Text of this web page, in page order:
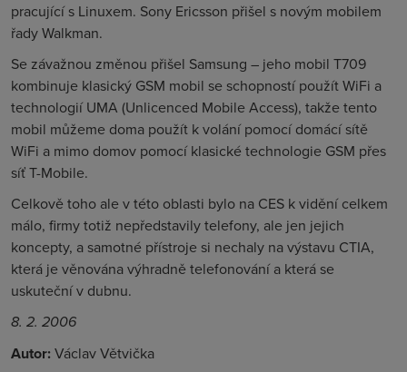
pracující s Linuxem. Sony Ericsson přišel s novým mobilem
řady Walkman.
Se závažnou změnou přišel Samsung – jeho mobil T709
kombinuje klasický GSM mobil se schopností použít WiFi a
technologií UMA (Unlicenced Mobile Access), takže tento
mobil můžeme doma použít k volání pomocí domácí sítě
WiFi a mimo domov pomocí klasické technologie GSM přes
síť T-Mobile.
Celkově toho ale v této oblasti bylo na CES k vidění celkem
málo, firmy totiž nepředstavily telefony, ale jen jejich
koncepty, a samotné přístroje si nechaly na výstavu CTIA,
která je věnována výhradně telefonování a která se
uskuteční v dubnu.
8. 2. 2006
Autor: Václav Větvička